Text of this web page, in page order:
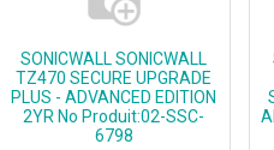
SONICWALL SONICWALL
TZ470 SECURE UPGRADE
PLUS - ADVANCED EDITION
2YR No Produit:02-SSC-
6798